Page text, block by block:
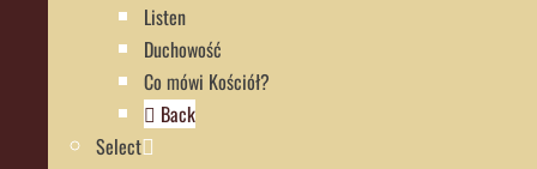
Listen
Duchowość
Co mówi Kościół?
Back
Select